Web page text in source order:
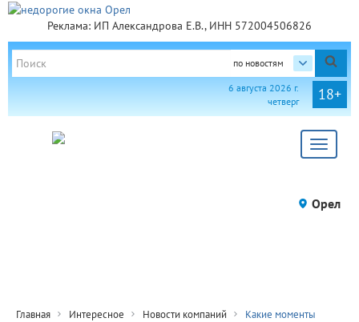
Реклама: ИП Александрова Е.В., ИНН 572004506826
по новостям
18+
6 августа 2026 г.
четверг
Toggle
Орел
Главная Интересное Новости компаний
Какие моменты